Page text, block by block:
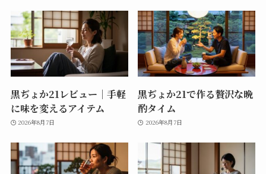
黒ぢょか21レビュー｜手軽
に味を変えるアイテム
2026年8月7日
黒ぢょか21で作る贅沢な晩
酌タイム
2026年8月7日